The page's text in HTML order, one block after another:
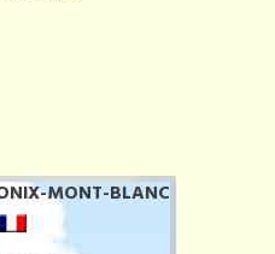
MONT-BLANC